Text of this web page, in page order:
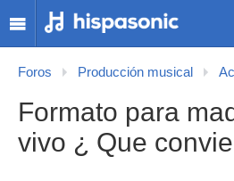
Foros Producción musical
Formato para
vivo ¿ Que